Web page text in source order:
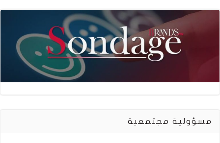
مسؤولية مجتمعية